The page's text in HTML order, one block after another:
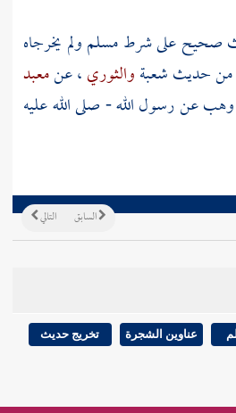
صحيح على شرطمسلمولم يخرجاه
من حديثشعبةوالثوري، عنمعبد
وهبعن رسول الله - صلى الله عليه
التالي السابق
عناوين الشجرة تخريج حديث